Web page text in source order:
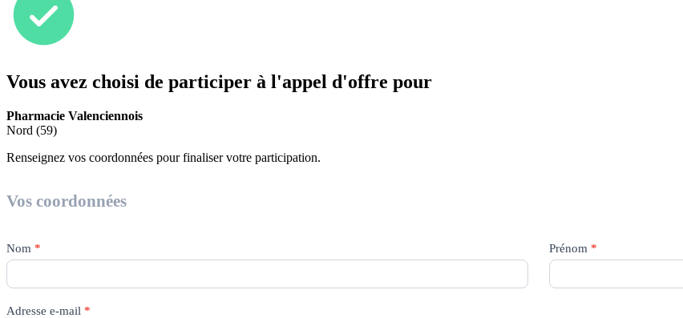
Vous avez choisi de participer à l'appel d'offre pour
Pharmacie Valenciennois
Nord (59)
Renseignez vos coordonnées pour finaliser votre participation.
d'offres
Vos coordonnées
Nom * Prénom*
Adresse e-mail *